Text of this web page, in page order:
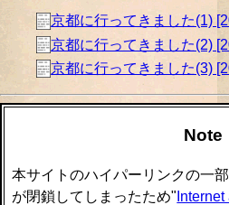
京都に行ってきました(1)
京都に行ってきました(2)
京都に行ってきました(3)
Note
本サイトのハイパーリンクの一
が閉鎖してしまったため"